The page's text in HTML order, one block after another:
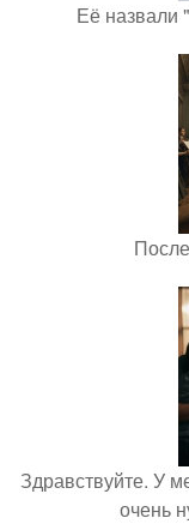
Её назвали
Здравствуйте. У
очень